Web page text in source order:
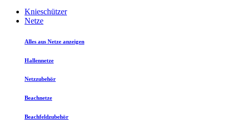
Knieschützer
Netze
Alles aus Netze anzeigen
Hallennetze
Netzzubehör
Beachnetze
Beachfeldzubehör